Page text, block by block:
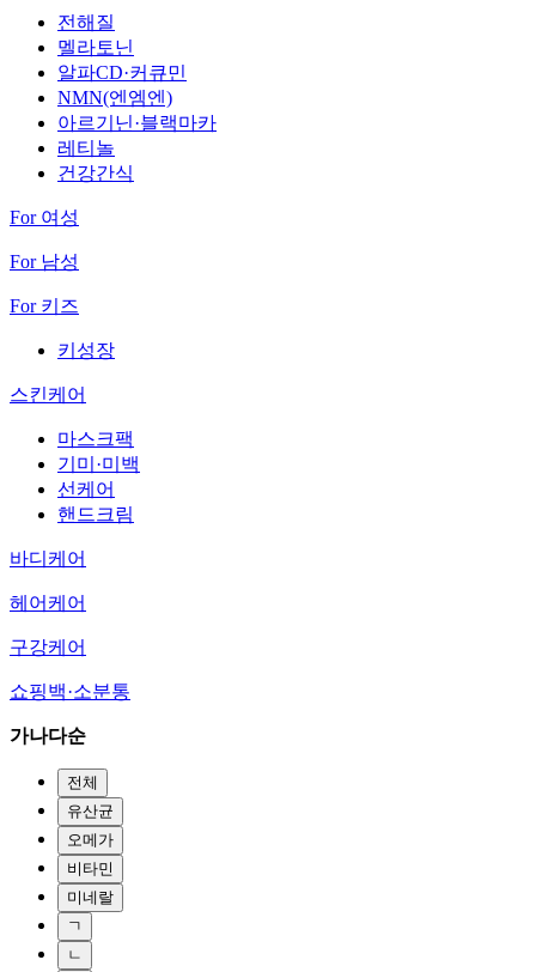
전해질
멜라토닌
알파CD·커큐민
NMN(엔엠엔)
아르기닌·블랙마카
레티놀
건강간식
For 여성
For 남성
For 키즈
키성장
스킨케어
마스크팩
기미·미백
선케어
핸드크림
바디케어
헤어케어
구강케어
쇼핑백·소분통
가나다순
전체
유산균
오메가
비타민
미네랄
ㄱ
ㄴ